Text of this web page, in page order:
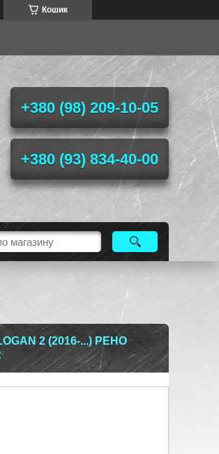
Кошик
+380 (98) 209-10-05
+380 (93) 834-40-00
2 (2016-...) РЕНО